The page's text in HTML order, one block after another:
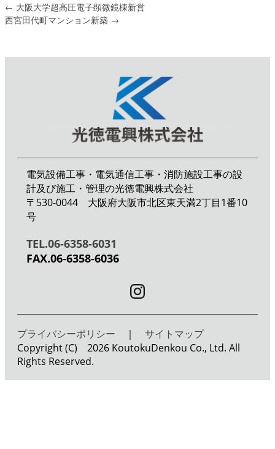
← 大阪大学超高圧電子顕微鏡棟新営
西宮田代町マンション新築 →
電気設備工事・電気通信工事・消防施設工事の設
計及び施工・管理の光徳電興株式会社
〒530-0044 大阪府大阪市北区東天満2丁目1番10
号
TEL.06-6358-6031
FAX.06-6358-6036
プライバシーポリシー ｜ サイトマップ
Copyright (C) 2026 KoutokuDenkou Co., Ltd. All
Rights Reserved.